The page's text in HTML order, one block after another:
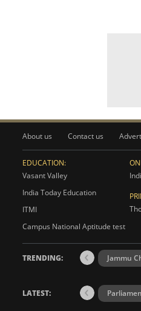
About us Contact us
EDUCATION:
Vasant Valley
India Today Education
ITMI
Campus National Aptitude test
TRENDING: Jammu
LATEST: